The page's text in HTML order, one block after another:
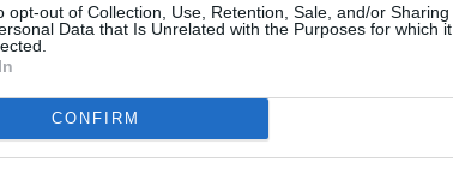
opt-out of Collection, Use, Retention, Sale, and/or Sharing
Data that Is Unrelated with the Purposes for which it
CONFIRM